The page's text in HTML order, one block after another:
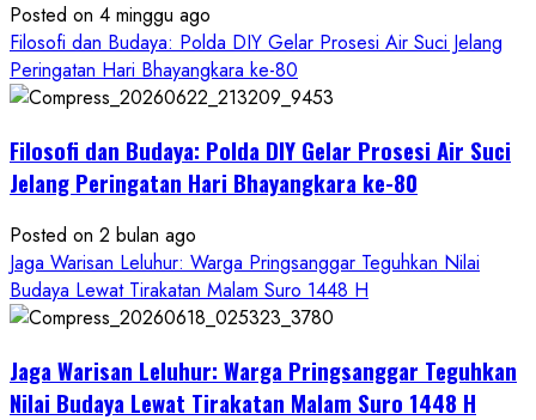
Posted on 4 minggu ago
Filosofi dan Budaya: Polda DIY Gelar Prosesi Air Suci Jelang
Peringatan Hari Bhayangkara ke-80
Filosofi dan Budaya: Polda DIY Gelar Prosesi Air Suci
Jelang Peringatan Hari Bhayangkara ke-80
Posted on 2 bulan ago
Jaga Warisan Leluhur: Warga Pringsanggar Teguhkan Nilai
Budaya Lewat Tirakatan Malam Suro 1448 H
Jaga Warisan Leluhur: Warga Pringsanggar Teguhkan
Nilai Budaya Lewat Tirakatan Malam Suro 1448 H